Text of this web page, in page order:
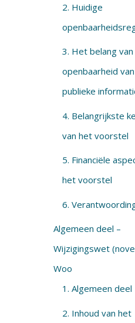
2. Huidige
3. Het belang van
openbaarheid van
publieke
4. Belangrijkste
van het voorstel
5. Financiële
het voorstel
6.
Algemeen deel –
Wijzigingswet
Woo
1. Algemeen deel
2. Inhoud van het